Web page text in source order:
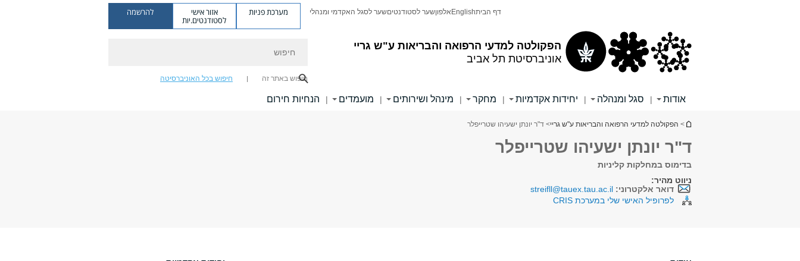
הפקולטה למדעי הרפואה והבריאות ע"ש גריי
אוניברסיטת תל אביב
דף הביתEnglish אלפוןשער לסטודנטיםשער לסגל האקדמי ומנהלי מערכת פניות אזור אישי
לסטודנטים.יות
להרשמה
חיפוש באתר זה חיפוש בכל האוניברסיטה
אודות | סגל ומנהלה | יחידות אקדמיות | מחקר | מינהל ושירותים | מועמדים | הנחיות חירום
הינך נמצא כאן
> הפקולטה למדעי הרפואה והבריאות ע"ש גריי> ד"ר יונתן ישעיהו שטרייפלר
ד"ר יונתן ישעיהו שטרייפלר
בדימוס במחלקות קליניות
ניווט מהיר:
דואר אלקטרוני: streifll@tauex.tau.ac.il
לפרופיל האישי שלי במערכת CRIS